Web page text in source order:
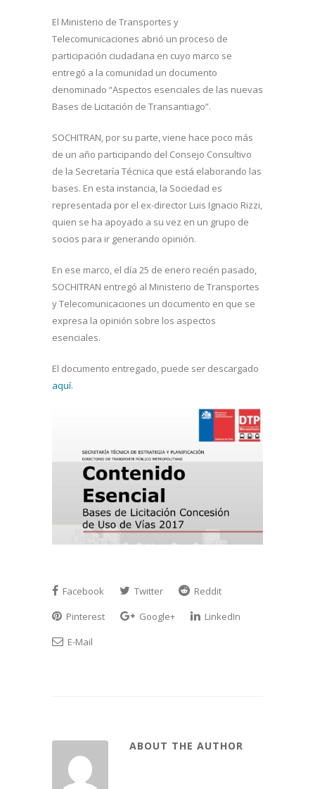
El Ministerio de Transportes y
Telecomunicaciones abrió un proceso de
participación ciudadana en cuyo marco se
entregó a la comunidad un documento
denominado “Aspectos esenciales de las nuevas
Bases de Licitación de Transantiago”.
SOCHITRAN, por su parte, viene hace poco más
de un año participando del Consejo Consultivo
de la Secretaría Técnica que está elaborando las
bases. En esta instancia, la Sociedad es
representada por el ex-director Luis Ignacio Rizzi,
quien se ha apoyado a su vez en un grupo de
socios para ir generando opinión.
En ese marco, el día 25 de enero recién pasado,
SOCHITRAN entregó al Ministerio de Transportes
y Telecomunicaciones un documento en que se
expresa la opinión sobre los aspectos
esenciales.
El documento entregado, puede ser descargado
aquí.
Facebook Twitter
Reddit
Pinterest
Google+
LinkedIn
E-Mail
ABOUT THE AUTHOR